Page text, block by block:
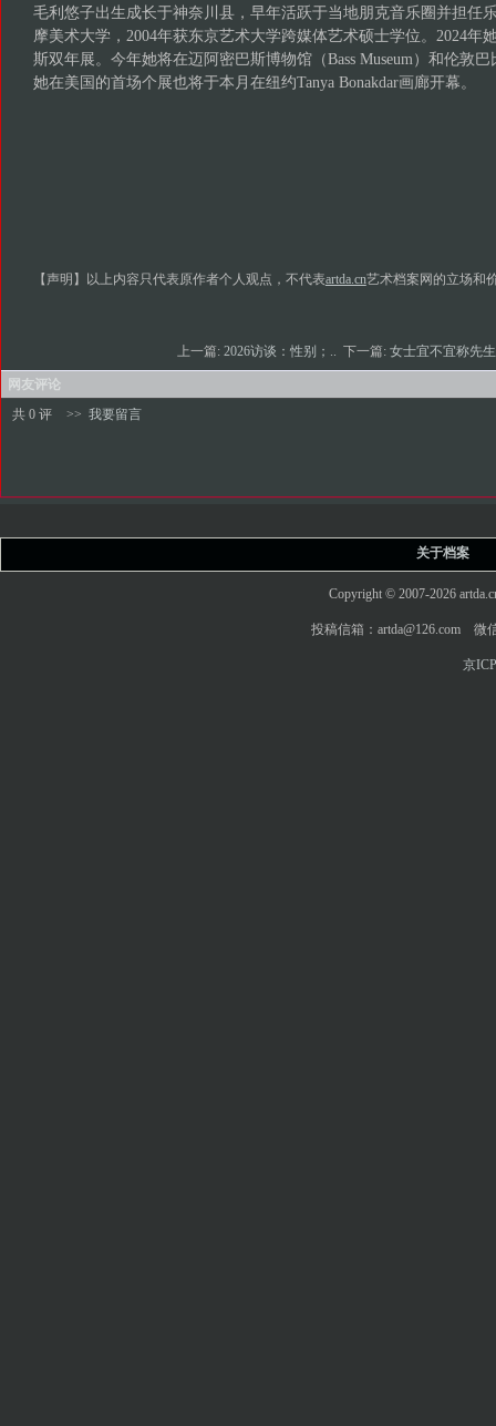
毛利悠子出生成长于神奈川县，早年活跃于当地朋克音乐圈并担任
摩美术大学，2004年获东京艺术大学跨媒体艺术硕士学位。2024年
斯双年展。今年她将在迈阿密巴斯博物馆（Bass Museum）和伦敦
她在美国的首场个展也将于本月在纽约Tanya Bonakdar画廊开幕。
【声明】以上内容只代表原作者个人观点，不代表artda.cn艺术档案网的立场和
上一篇:2026访谈：性别；.. 下一篇:女士宜不宜称先
网友评论
共 0 评
>> 我要留言
关于档案
Copyright © 2007-2026
投稿信箱：artda@126.com 微
京